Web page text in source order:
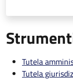
Tutela
Tutela